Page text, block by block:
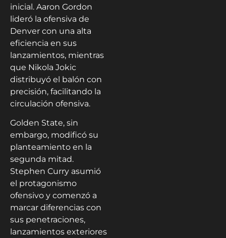
inicial. Aaron Gordon
lideró la ofensiva de
Denver con una alta
eficiencia en sus
lanzamientos, mientras
que Nikola Jokic
distribuyó el balón con
precisión, facilitando la
circulación ofensiva.
Golden State, sin
embargo, modificó su
planteamiento en la
segunda mitad.
Stephen Curry asumió
el protagonismo
ofensivo y comenzó a
marcar diferencias con
sus penetraciones,
lanzamientos exteriores